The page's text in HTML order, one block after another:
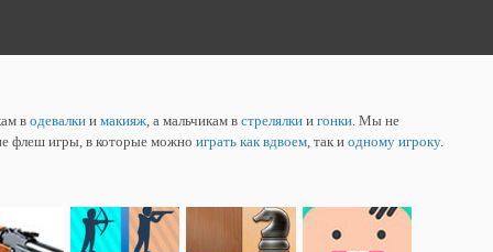
в одевалки и макияж, а мальчикам в стрелялки и гонки. Мы не
флеш игры, в которые можно играть как вдвоем, так и одному игроку.